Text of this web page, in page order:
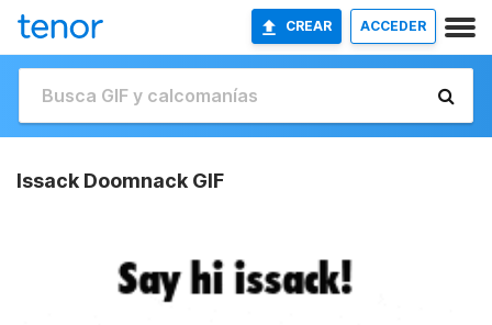
CREAR ACCEDER
Issack Doomnack GIF